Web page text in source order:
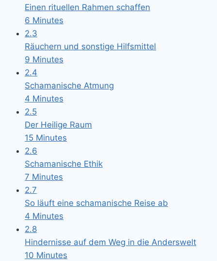
Einen rituellen Rahmen schaffen
6 Minutes
2.3
Räuchern und sonstige Hilfsmittel
9 Minutes
2.4
Schamanische Atmung
4 Minutes
2.5
Der Heilige Raum
15 Minutes
2.6
Schamanische Ethik
7 Minutes
2.7
So läuft eine schamanische Reise ab
4 Minutes
2.8
Hindernisse auf dem Weg in die Anderswelt
10 Minutes